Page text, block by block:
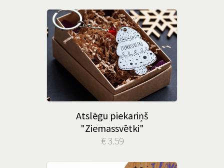
Atslēgu piekariņš
"Ziemassvētki"
€ 3.59